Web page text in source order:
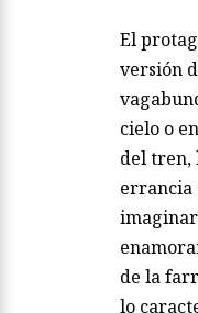
El
versión
cielo o
del tren,
errancia
de la
lo